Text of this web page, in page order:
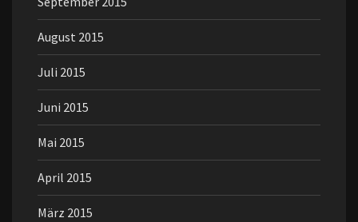
August 2015
Juli 2015
Juni 2015
Mai 2015
April 2015
März 2015